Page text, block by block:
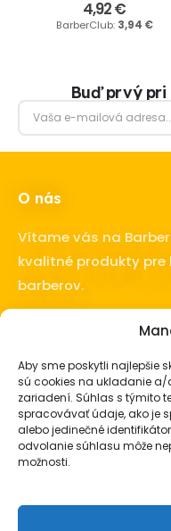
Aby sme poskytli najlepšie
sú cookies na ukladanie
zariadení. Súhlas s týmito
spracovávať údaje, ako je
alebo jedinečné
odvolanie súhlasu môže
možnosti.
4,92€
BarberClub: 3,94 €
Buď prvý
O nás
Vítame vás na
kvalitné produkty pre
barberov.